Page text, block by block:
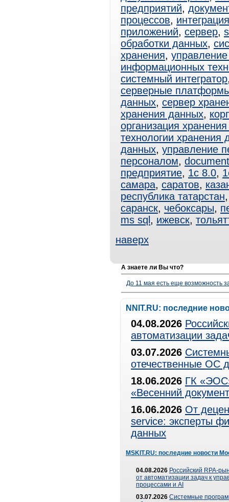
предприятий,
процессов, интеграция
приложений, сервер,
обработки данных,
хранения,
информационных
системный интегратор
серверные
данных, сервер
хранения данных,
организация
технологии хранения
данных, управление
персоналом,
предприятие, 1с 8.0,
самара, саратов,
республика татарстан
саранск, чебоксары,
ms sql , ижевск,
наверх
А знаете ли Вы что?
До 11 мая есть еще возможность
NNIT.RU: последние
04.08.2026
автоматизации
03.07.2026
отечественные ОС
18.06.2026 ГК
«Весенний
16.06.2026 От
service: эксперты
данных
MSKIT.RU: последние новости
04.08.2026 Российский RPA-
от автоматизации задач к
процессами и AI
03.07.2026 Системные